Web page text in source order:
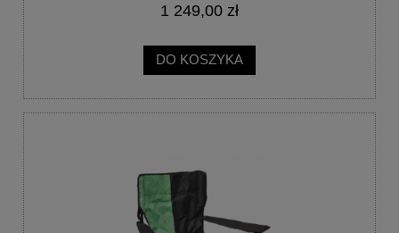
1 249,00 zł
DO KOSZYKA